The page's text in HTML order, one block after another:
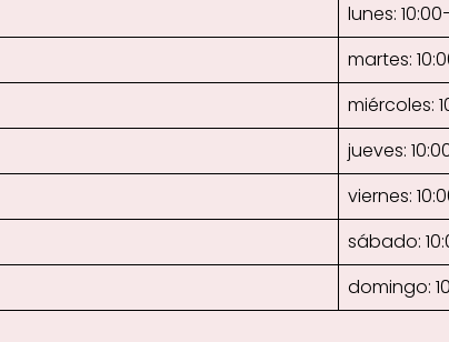
lunes:
martes:
miércoles:
jueves:
viernes:
sábado:
domingo: